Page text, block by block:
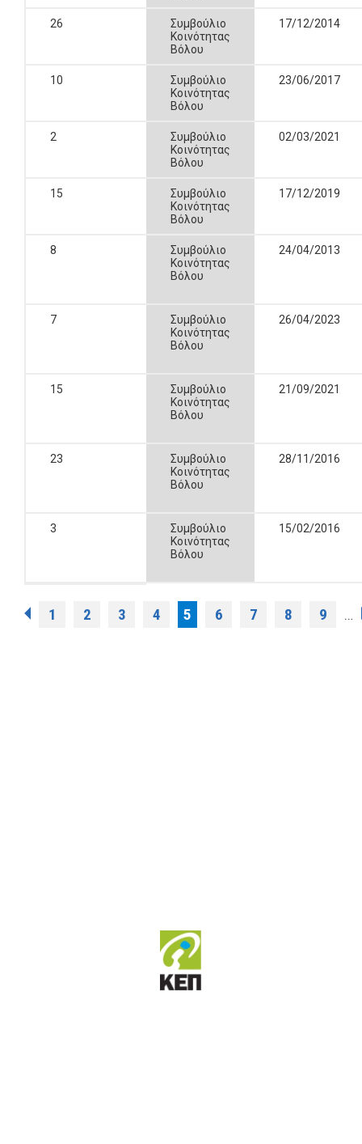
26
Συμβούλιο
Κοινότητας
Βόλου
17/12/2014
10
Συμβούλιο
Κοινότητας
Βόλου
23/06/2017
2
Συμβούλιο
Κοινότητας
Βόλου
02/03/2021
15
Συμβούλιο
Κοινότητας
Βόλου
17/12/2019
8
Συμβούλιο
Κοινότητας
Βόλου
24/04/2013
7
Συμβούλιο
Κοινότητας
Βόλου
26/04/2023
15
Συμβούλιο
Κοινότητας
Βόλου
21/09/2021
23
Συμβούλιο
Κοινότητας
Βόλου
28/11/2016
3
Συμβούλιο
Κοινότητας
Βόλου
15/02/2016
Pages
1 2 3 4 5 6 7 8 9 …